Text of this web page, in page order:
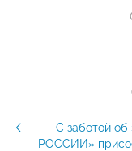
С заботой
РОССИИ»